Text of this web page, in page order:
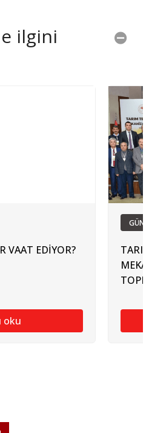
ilgini
VAAT EDİYOR?
oku